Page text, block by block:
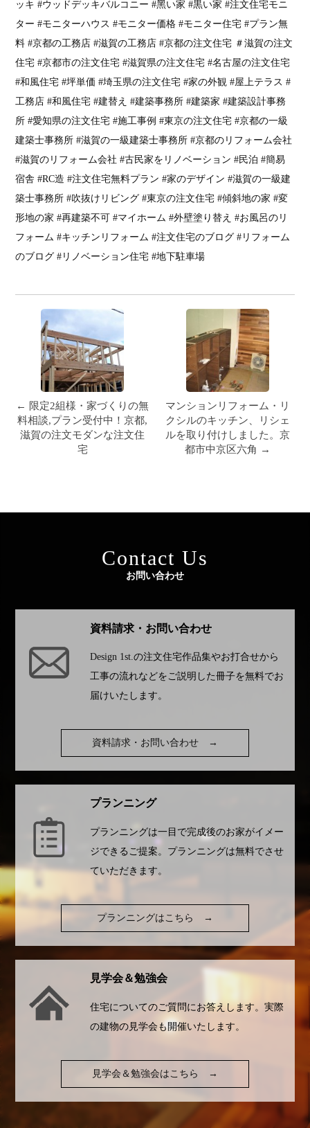
ッキ #ウッドデッキバルコニー #黑い家 #黒い家 #注文住宅モニ
ター #モニターハウス #モニター価格 #モニター住宅 #プラン無
料 #京都の工務店 #滋賀の工務店 #京都の注文住宅 ＃滋賀の注文
住宅 #京都市の注文住宅 #滋賀県の注文住宅 #名古屋の注文住宅
#和風住宅 #坪単価 #埼玉県の注文住宅 #家の外観 #屋上テラス #
工務店 #和風住宅 #建替え #建築事務所 #建築家 #建築設計事務
所 #愛知県の注文住宅 #施工事例 #東京の注文住宅 #京都の一級
建築士事務所 #滋賀の一級建築士事務所 #京都のリフォーム会社
#滋賀のリフォーム会社 #古民家をリノベーション #民泊 #簡易
宿舎 #RC造 #注文住宅無料プラン #家のデザイン #滋賀の一級建
築士事務所 #吹抜けリビング #東京の注文住宅 #傾斜地の家 #変
形地の家 #再建築不可 #マイホーム #外壁塗り替え #お風呂のリ
フォーム #キッチンリフォーム #注文住宅のブログ #リフォーム
のブログ #リノベーション住宅 #地下駐車場
← 限定2組様・家づくりの無
料相談,プラン受付中！京都,
滋賀の注文モダンな注文住
宅
マンションリフォーム・リ
クシルのキッチン、リシェ
ルを取り付けしました。京
都市中京区六角 →
Contact Us
お問い合わせ
資料請求・お問い合わせ
Design 1st.の注文住宅作品集やお打合せから
工事の流れなどをご説明した冊子を無料でお
届けいたします。
資料請求・お問い合わせ →
プランニング
プランニングは一目で完成後のお家がイメー
ジできるご提案。プランニングは無料でさせ
ていただきます。
プランニングはこちら →
見学会＆勉強会
住宅についてのご質問にお答えします。実際
の建物の見学会も開催いたします。
見学会＆勉強会はこちら →